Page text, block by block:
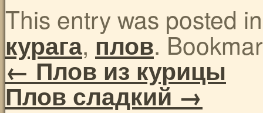
This entry was posted
курага, плов.
←Плов из курицы
Плов сладкий→